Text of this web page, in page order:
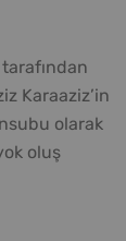
Karaaziz’in
olarak
oluş